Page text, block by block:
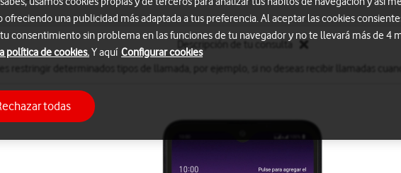
Descripción de tu consulta
ofreciendo una publicidad más adaptada a tus preferencia. Al aceptar las cookies
consentimiento sin problema en las funciones de tu navegador y no te llevará más de 4
política de cookies.Y aquí Configurar cookies
todas